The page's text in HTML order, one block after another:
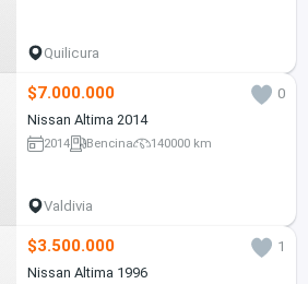
Quilicura
$7.000.000
0
Nissan Altima 2014
2014 Bencina 140000 km
Valdivia
$3.500.000
1
Nissan Altima 1996